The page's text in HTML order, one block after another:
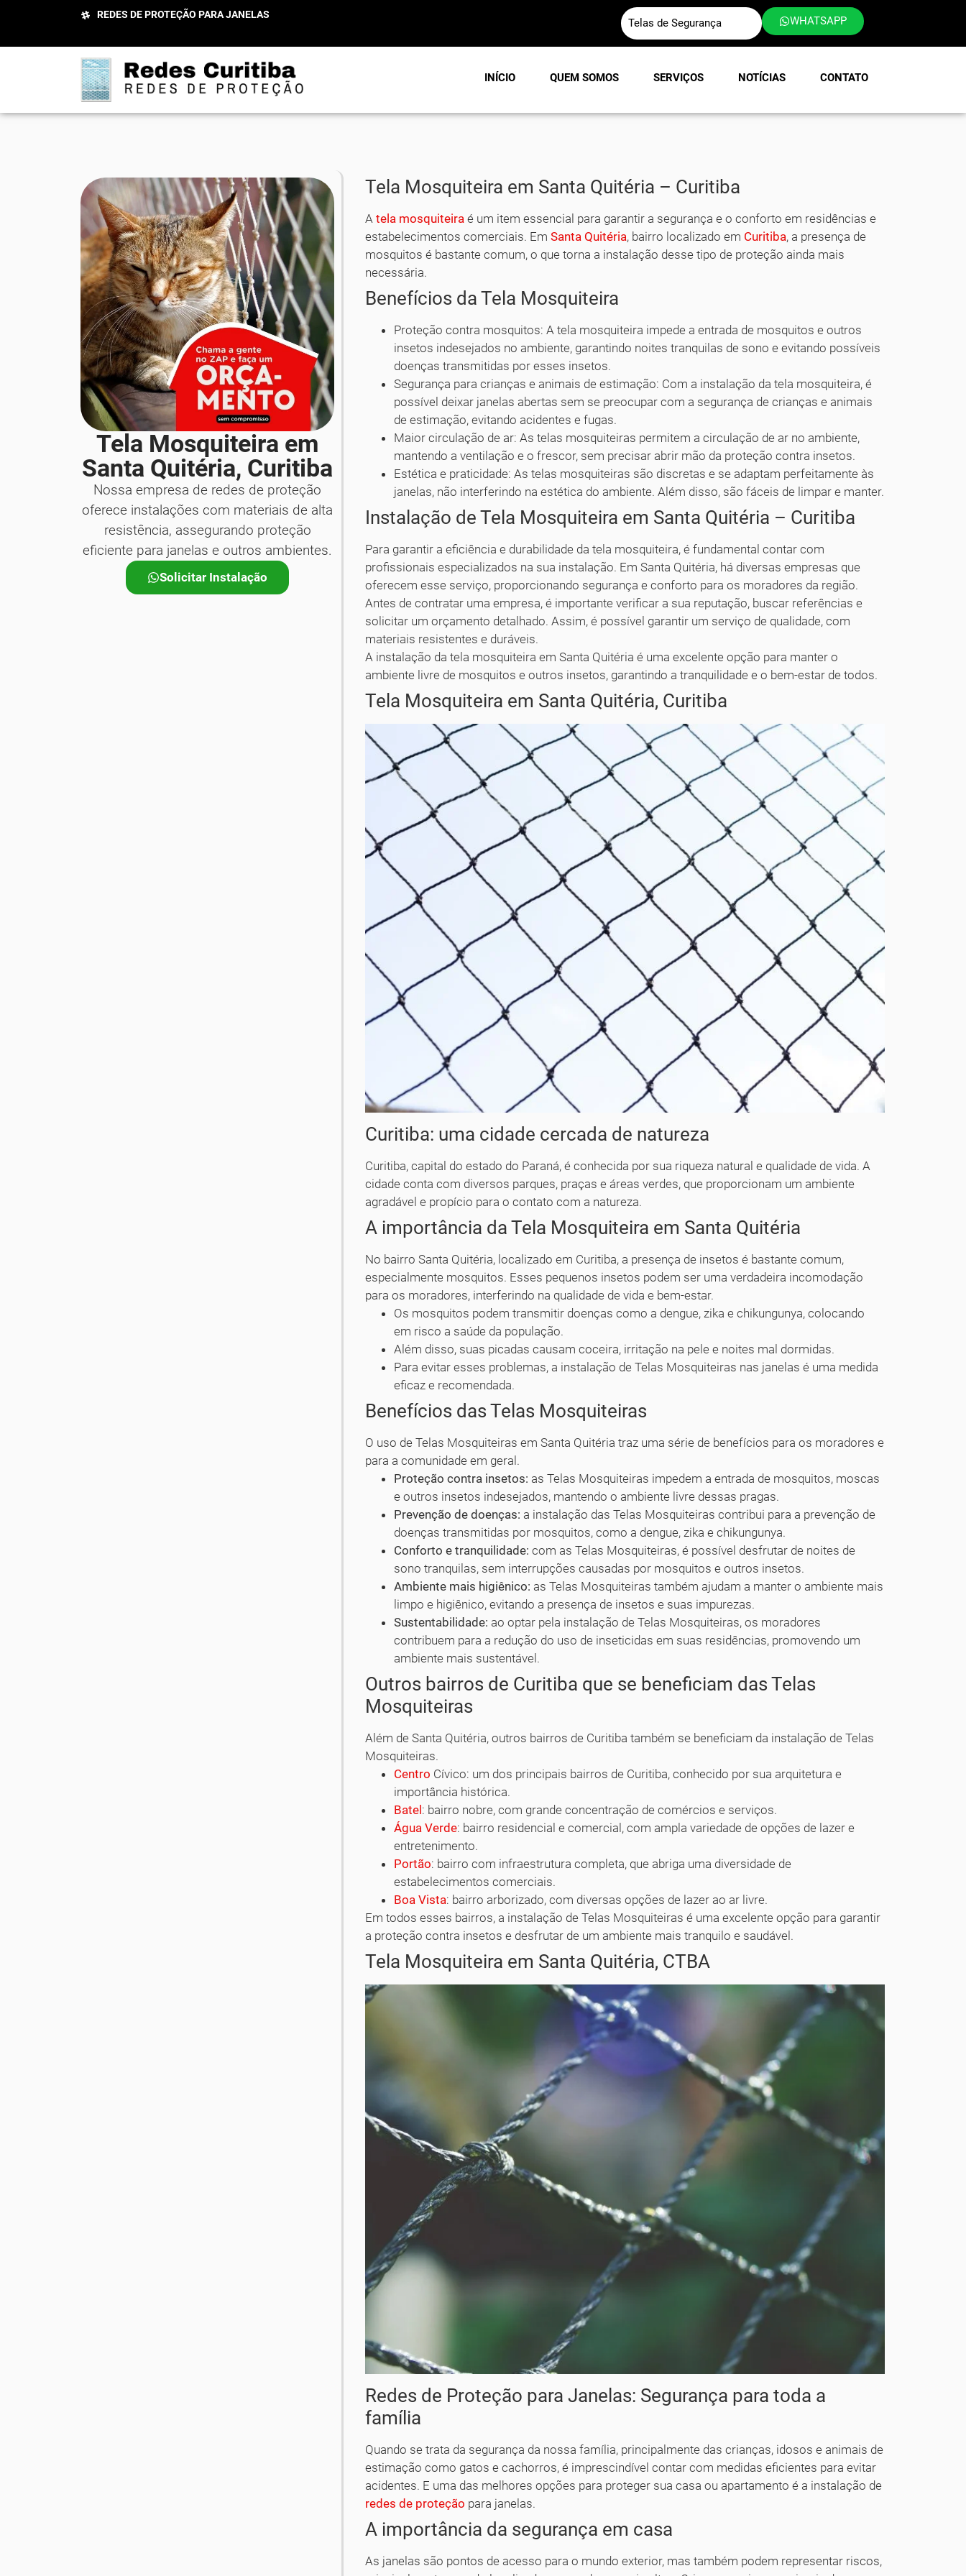
REDES DE PROTEÇÃO PARA JANELAS
Telas de Segurança WHATSAPP
INÍCIO QUEM SOMOS SERVIÇOS NOTÍCIAS CONTATO
Tela Mosquiteira em
Santa Quitéria, Curitiba
Nossa empresa de redes de proteção
oferece instalações com materiais de alta
resistência, assegurando proteção
eficiente para janelas e outros ambientes.
Solicitar Instalação
Tela Mosquiteira em Santa Quitéria – Curitiba
Atela mosquiteira é um item essencial para garantir a segurança e o conforto em residências e
estabelecimentos comerciais. EmSanta Quitéria, bairro localizado em Curitiba, a presença de
mosquitos é bastante comum, o que torna a instalação desse tipo de proteção ainda mais
necessária.
Benefícios da Tela Mosquiteira
Proteção contra mosquitos: A tela mosquiteira impede a entrada de mosquitos e outros
insetos indesejados no ambiente, garantindo noites tranquilas de sono e evitando possíveis
doenças transmitidas por esses insetos.
Segurança para crianças e animais de estimação: Com a instalação da tela mosquiteira, é
possível deixar janelas abertas sem se preocupar com a segurança de crianças e animais
de estimação, evitando acidentes e fugas.
Maior circulação de ar: As telas mosquiteiras permitem a circulação de ar no ambiente,
mantendo a ventilação e o frescor, sem precisar abrir mão da proteção contra insetos.
Estética e praticidade: As telas mosquiteiras são discretas e se adaptam perfeitamente às
janelas, não interferindo na estética do ambiente. Além disso, são fáceis de limpar e manter.
Instalação de Tela Mosquiteira em Santa Quitéria – Curitiba
Para garantir a eficiência e durabilidade da tela mosquiteira, é fundamental contar com
profissionais especializados na sua instalação. Em Santa Quitéria, há diversas empresas que
oferecem esse serviço, proporcionando segurança e conforto para os moradores da região.
Antes de contratar uma empresa, é importante verificar a sua reputação, buscar referências e
solicitar um orçamento detalhado. Assim, é possível garantir um serviço de qualidade, com
materiais resistentes e duráveis.
A instalação da tela mosquiteira em Santa Quitéria é uma excelente opção para manter o
ambiente livre de mosquitos e outros insetos, garantindo a tranquilidade e o bem-estar de todos.
Tela Mosquiteira em Santa Quitéria, Curitiba
Curitiba: uma cidade cercada de natureza
Curitiba, capital do estado do Paraná, é conhecida por sua riqueza natural e qualidade de vida. A
cidade conta com diversos parques, praças e áreas verdes, que proporcionam um ambiente
agradável e propício para o contato com a natureza.
A importância da Tela Mosquiteira em Santa Quitéria
No bairro Santa Quitéria, localizado em Curitiba, a presença de insetos é bastante comum,
especialmente mosquitos. Esses pequenos insetos podem ser uma verdadeira incomodação
para os moradores, interferindo na qualidade de vida e bem-estar.
Os mosquitos podem transmitir doenças como a dengue, zika e chikungunya, colocando
em risco a saúde da população.
Além disso, suas picadas causam coceira, irritação na pele e noites mal dormidas.
Para evitar esses problemas, a instalação de Telas Mosquiteiras nas janelas é uma medida
eficaz e recomendada.
Benefícios das Telas Mosquiteiras
O uso de Telas Mosquiteiras em Santa Quitéria traz uma série de benefícios para os moradores e
para a comunidade em geral.
Proteção contra insetos: as Telas Mosquiteiras impedem a entrada de mosquitos, moscas
e outros insetos indesejados, mantendo o ambiente livre dessas pragas.
Prevenção de doenças: a instalação das Telas Mosquiteiras contribui para a prevenção de
doenças transmitidas por mosquitos, como a dengue, zika e chikungunya.
Conforto e tranquilidade: com as Telas Mosquiteiras, é possível desfrutar de noites de
sono tranquilas, sem interrupções causadas por mosquitos e outros insetos.
Ambiente mais higiênico: as Telas Mosquiteiras também ajudam a manter o ambiente mais
limpo e higiênico, evitando a presença de insetos e suas impurezas.
Sustentabilidade: ao optar pela instalação de Telas Mosquiteiras, os moradores
contribuem para a redução do uso de inseticidas em suas residências, promovendo um
ambiente mais sustentável.
Outros bairros de Curitiba que se beneficiam das Telas
Mosquiteiras
Além de Santa Quitéria, outros bairros de Curitiba também se beneficiam da instalação de Telas
Mosquiteiras.
Centro Cívico: um dos principais bairros de Curitiba, conhecido por sua arquitetura e
importância histórica.
Batel : bairro nobre, com grande concentração de comércios e serviços.
Água Verde: bairro residencial e comercial, com ampla variedade de opções de lazer e
entretenimento.
Portão: bairro com infraestrutura completa, que abriga uma diversidade de
estabelecimentos comerciais.
Boa Vista: bairro arborizado, com diversas opções de lazer ao ar livre.
Em todos esses bairros, a instalação de Telas Mosquiteiras é uma excelente opção para garantir
a proteção contra insetos e desfrutar de um ambiente mais tranquilo e saudável.
Tela Mosquiteira em Santa Quitéria, CTBA
Redes de Proteção para Janelas: Segurança para toda a
família
Quando se trata da segurança da nossa família, principalmente das crianças, idosos e animais de
estimação como gatos e cachorros, é imprescindível contar com medidas eficientes para evitar
acidentes. E uma das melhores opções para proteger sua casa ou apartamento é a instalação de
redes de proteção para janelas.
A importância da segurança em casa
As janelas são pontos de acesso para o mundo exterior, mas também podem representar riscos,